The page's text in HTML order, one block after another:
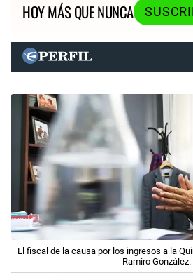
HOY MÁS QUE NUNCA
El fiscal de la causa por los ingresos a la
Ramiro González.